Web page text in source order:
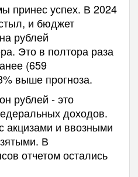
принес успех. В 2024
и бюджет
рублей
Это в полтора раза
(659
выше прогноза.
рублей - это
доходов.
акцизами и ввозными
В
отчетом остались